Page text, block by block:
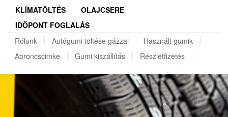
REGISZTRÁCIÓ
KLÍMATÖLTÉS
OLAJCSERE
IDŐPONT FOGLALÁS
Rólunk
Autógumi töltése gázzal
Használt gumik
Abroncscimke
Gumi kiszállítás Részletfizetés